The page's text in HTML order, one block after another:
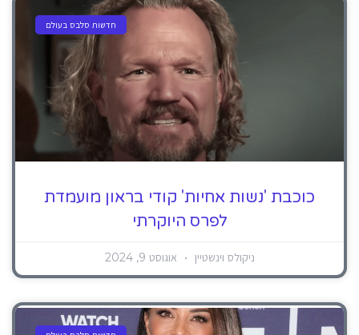
חדשות סלבס בעולם
כוכבת 'נשות אחיות' קודי בראון מועמדת
לפרס היוקרתי
ניקולס וינשטיין אוגוסט 9, 2024